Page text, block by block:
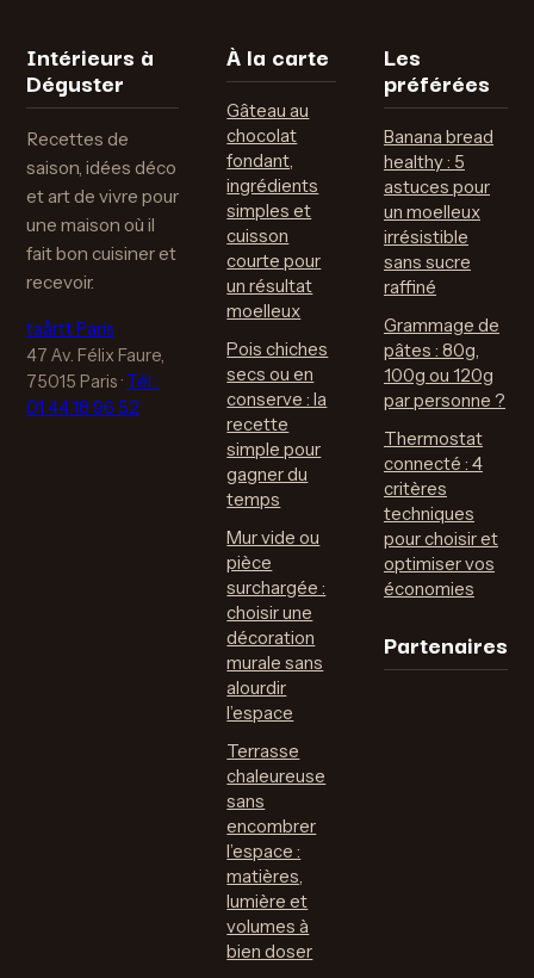
rayer le verre
Intérieurs à
Déguster
Recettes de
saison, idées déco
et art de vivre pour
une maison où il
fait bon cuisiner et
recevoir.
taårtt Paris
47 Av. Félix Faure,
75015 Paris · Tél :
01 44 18 96 52
À la carte
Gâteau au
chocolat
fondant,
ingrédients
simples et
cuisson
courte pour
un résultat
moelleux
Pois chiches
secs ou en
conserve : la
recette
simple pour
gagner du
temps
Mur vide ou
pièce
surchargée :
choisir une
décoration
murale sans
alourdir
l’espace
Terrasse
chaleureuse
sans
encombrer
l’espace :
matières,
lumière et
volumes à
bien doser
Les
préférées
Banana bread
healthy : 5
astuces pour
un moelleux
irrésistible
sans sucre
raffiné
Grammage de
pâtes : 80g,
100g ou 120g
par personne ?
Thermostat
connecté : 4
critères
techniques
pour choisir et
optimiser vos
économies
Partenaires